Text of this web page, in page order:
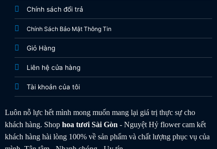
Chính sách đổi trả
Chính Sách Bảo Mật Thông Tin
Giỏ Hàng
Liên hệ cửa hàng
Tài khoản của tôi
Luôn nỗ lực hết mình mong muốn mang lại giá trị thực sự cho
khách hàng. Shop hoa tươiSài Gòn- Nguyệt Hỷ flower cam kết
khách hàng hài lòng 100% về sản phẩm và chất lượng phục vụ của